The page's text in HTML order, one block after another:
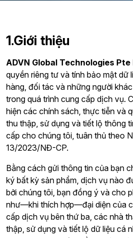
1.Giới thiệu
ADVN Global Technologies Pte
quyền riêng tư và tính bảo mật dữ
hàng, đối tác và những người
trong quá trình cung cấp dịch vụ.
hiện các chính sách, thực tiễn và
thu thập, sử dụng và tiết lộ thông
cấp cho chúng tôi, tuân thủ theo
13/2023/NĐ-CP.
Bằng cách gửi thông tin của bạn
ký bất kỳ sản phẩm, dịch vụ nào
bởi chúng tôi, bạn đồng ý và cho
như—khi thích hợp—đại diện của
cấp dịch vụ bên thứ ba, các nhà
thập, sử dụng và tiết lộ dữ liệu cá